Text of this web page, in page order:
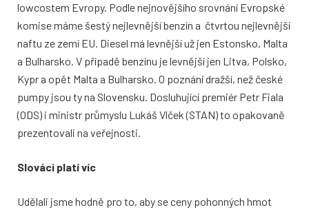
lowcostem Evropy. Podle nejnovějšího srovnání Evropské
komise máme šestý nejlevnější benzín a čtvrtou nejlevnější
naftu ze zemí EU. Diesel má levnější už jen Estonsko, Malta
a Bulharsko. V případě benzínu je levnější jen Litva, Polsko,
Kypr a opět Malta a Bulharsko. O poznání dražší, než české
pumpy jsou ty na Slovensku. Dosluhující premiér Petr Fiala
(ODS) i ministr průmyslu Lukáš Vlček (STAN) to opakovaně
prezentovali na veřejnosti.
Slováci platí víc
Udělali jsme hodně pro to, aby se ceny pohonných hmot